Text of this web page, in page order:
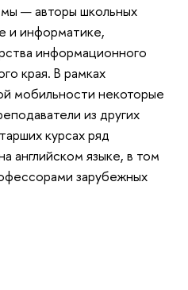
— авторы школьных
и информатике,
информационного
края. В рамках
мобильности некоторые
из других
курсах ряд
английском языке, в том
зарубежных